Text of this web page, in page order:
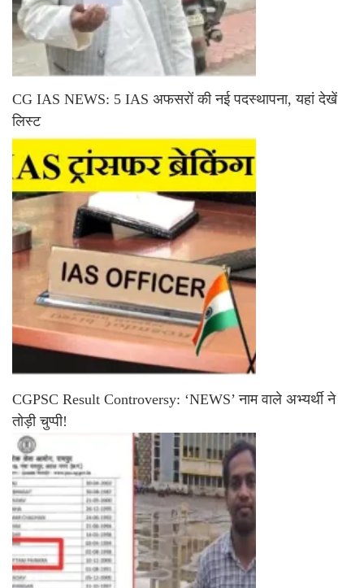
CG IAS NEWS: 5 IAS अफसरों की नई पदस्थापना, यहां देखें
लिस्ट
CGPSC Result Controversy: ‘NEWS’ नाम वाले अभ्यर्थी ने
तोड़ी चुप्पी!